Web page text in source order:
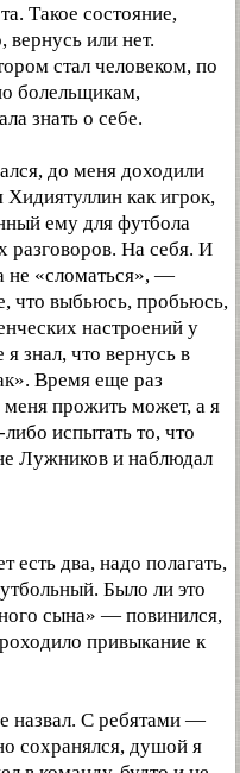
Такое состояние,
вернусь или нет.
стал человеком, по
болельщикам,
знать о себе.
до меня доходили
Хидиятуллин как игрок,
ему для футбола
разговоров. На себя. И
не «сломаться», —
что выбьюсь, пробьюсь,
настроений у
знал, что вернусь в
Время еще раз
меня прожить может, а я
испытать то, что
Лужников и наблюдал
есть два, надо полагать,
Было ли это
сына» — повинился,
привыкание к
назвал. С ребятами —
сохранялся, душой я